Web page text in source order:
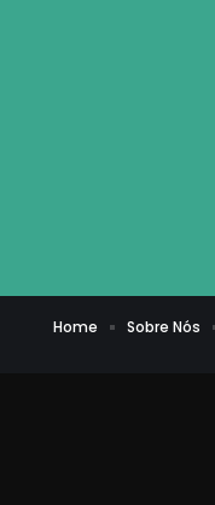
Home Sobre Nós